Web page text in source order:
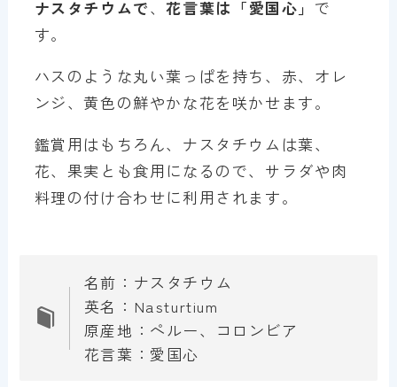
ナスタチウムで、花言葉は「愛国心 」 で
す。
ハスのような丸い葉っぱを持ち、赤、オレ
ンジ、黄色の鮮やかな花を咲かせます。
鑑賞用はもちろん、ナスタチウムは葉、
花、果実とも食用になるので、サラダや肉
料理の付け合わせに利用されます。
名前：ナスタチウム
英名：Nasturtium
原産地：ペルー、コロンビア
花言葉：愛国心